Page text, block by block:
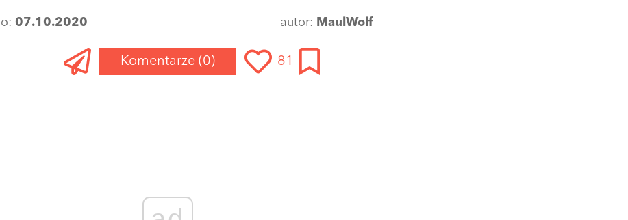
07.10.2020 autor: MaulWolf
Komentarze (0) 81